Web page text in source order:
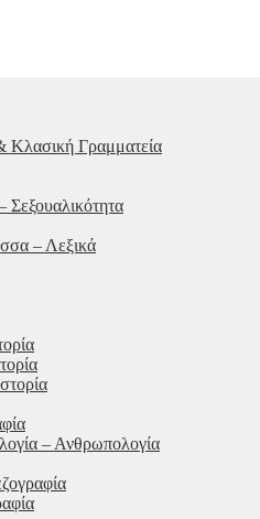
Κλασική Γραμματεία
Σεξουαλικότητα
– Λεξικά
– Ανθρωπολογία